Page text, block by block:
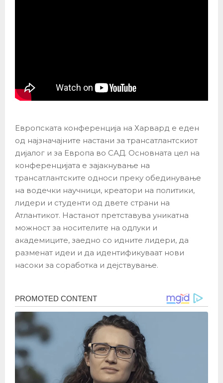
Европската конференција на Харвард е еден
од најзначајните настани за трансатлантскиот
дијалог и за Европа во САД. Основната цел на
конференцијата е зајакнување на
трансатлантските односи преку обединување
на водечки научници, креатори на политики,
лидери и студенти од двете страни на
Атлантикот. Настанот претставува уникатна
можност за носителите на одлуки и
академиците, заедно со идните лидери, да
разменат идеи и да идентификуваат нови
насоки за соработка и дејствување.